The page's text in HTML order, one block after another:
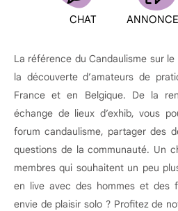
CHAT
La référence du Candaulisme sur
la découverte d’amateurs de
France et en Belgique. De la
échange de lieux d’exhib, vous
forum candaulisme, partager des
questions de la communauté. Un
membres qui souhaitent un peu
en live avec des hommes et des
envie de plaisir solo ? Profitez de